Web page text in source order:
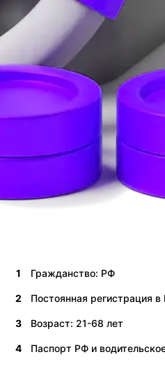
1 Гражданство: РФ
2 Постоянная регистрация
3 Возраст: 21-68 лет
4 Паспорт РФ и